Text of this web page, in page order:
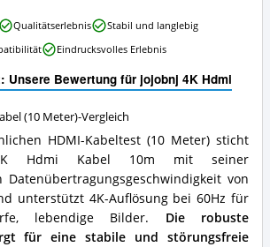
Unsere Bewertung für jojobnj 4K Hdmi
(10 Meter)-Vergleich
HDMI-Kabeltest (10 Meter) sticht
Hdmi Kabel 10m mit seiner
Datenübertragungsgeschwindigkeit von
unterstützt 4K-Auflösung bei 60Hz für
lebendige Bilder. Die robuste
für eine stabile und störungsfreie
Qualitätserlebnis
Stabil und langlebig
Eindrucksvolles Erlebnis